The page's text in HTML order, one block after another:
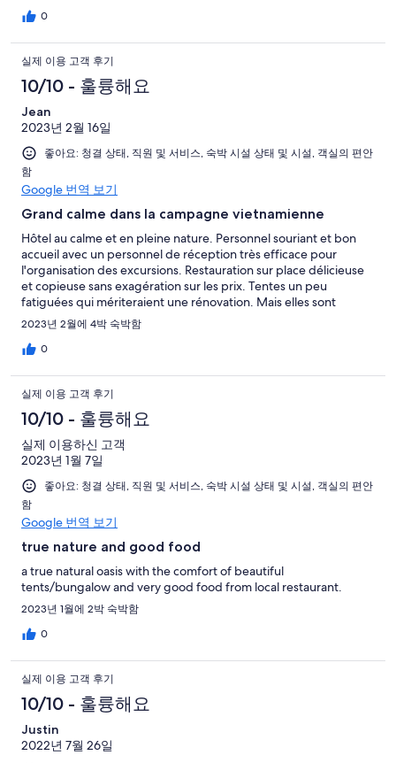
0
실제 이용 고객 후기
10/10 - 훌륭해요
Jean
2023년 2월 16일
좋아요: 청결 상태, 직원 및 서비스, 숙박 시설 상태 및 시설, 객실의 편안
함
Google 번역 보기
Grand calme dans la campagne vietnamienne
Hôtel au calme et en pleine nature. Personnel souriant et bon
accueil avec un personnel de réception très efficace pour
l'organisation des excursions. Restauration sur place délicieuse
et copieuse sans exagération sur les prix. Tentes un peu
fatiguées qui mériteraient une rénovation. Mais elles sont
propres et bien nettoyées tout au long du séjour. Je
recommande l'endroit pour un séjour de 3 à 4 nuits.
2023년 2월에 4박 숙박함
0
실제 이용 고객 후기
10/10 - 훌륭해요
실제 이용하신 고객
2023년 1월 7일
좋아요: 청결 상태, 직원 및 서비스, 숙박 시설 상태 및 시설, 객실의 편안
함
Google 번역 보기
true nature and good food
a true natural oasis with the comfort of beautiful
tents/bungalow and very good food from local restaurant.
2023년 1월에 2박 숙박함
0
실제 이용 고객 후기
10/10 - 훌륭해요
Justin
2022년 7월 26일